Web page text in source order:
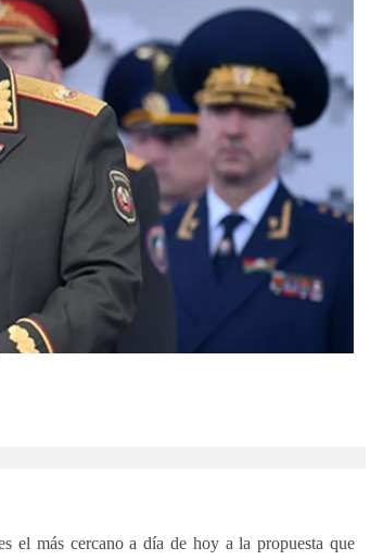
el más cercano a día de hoy a la propuesta que